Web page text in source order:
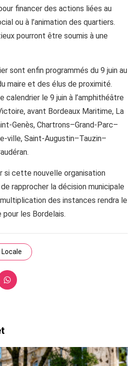
financer des actions liées au
ou à l’animation des quartiers.
pourront être soumis à une
sont enfin programmés du 9 juin au
maire et des élus de proximité.
calendrier le 9 juin à l’amphithéâtre
avant Bordeaux Maritime, La
Genès, Chartrons–Grand-Parc–
ville, Saint-Augustin–Tauzin–
si cette nouvelle organisation
rapprocher la décision municipale
des instances rendra le
les Bordelais.
Locale